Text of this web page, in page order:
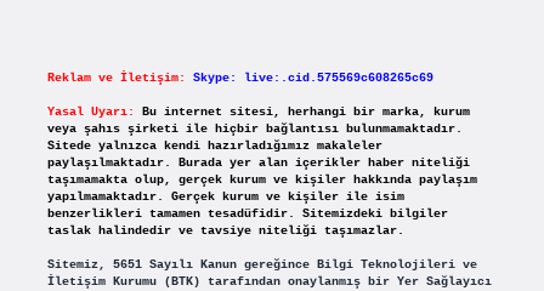
Reklam ve İletişim: Skype: live:.cid.575569c608265c69
Yasal Uyarı:
Bu internet sitesi, herhangi bir marka, kurum
veya şahıs şirketi ile hiçbir bağlantısı bulunmamaktadır.
Sitede yalnızca kendi hazırladığımız makaleler
paylaşılmaktadır. Burada yer alan içerikler haber niteliği
taşımamakta olup, gerçek kurum ve kişiler hakkında paylaşım
yapılmamaktadır. Gerçek kurum ve kişiler ile isim
benzerlikleri tamamen tesadüfidir. Sitemizdeki bilgiler
taslak halindedir ve tavsiye niteliği taşımazlar.
Sitemiz, 5651 Sayılı Kanun gereğince Bilgi Teknolojileri ve
İletişim Kurumu (BTK) tarafından onaylanmış bir Yer Sağlayıcı